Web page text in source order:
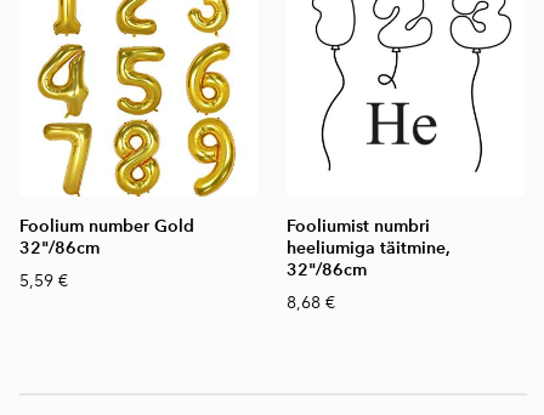
Foolium number Gold
32"/86cm
5,59 €
Fooliumist numbri
heeliumiga täitmine,
32"/86cm
8,68 €